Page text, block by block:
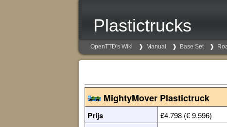
Plastictrucks
OpenTTD's Wiki Manual Base Set
MightyMover Plastictruck
Prijs £4.798 (€ 9.596)